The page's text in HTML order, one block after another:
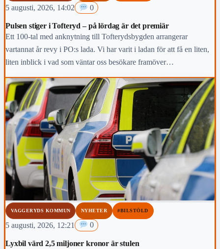
5 augusti, 2026, 14:02 0
Pulsen stiger i Tofteryd – på lördag är det premiär
Ett 100-tal med anknytning till Tofterydsbygden arrangerar
vartannat år revy i PO:s lada. Vi har varit i ladan för att få en liten,
liten inblick i vad som väntar oss besökare framöver…
VAGGERYDS KOMMUN NYHETER #BILSTÖLD
5 augusti, 2026, 12:21 0
Lyxbil värd 2,5 miljoner kronor är stulen